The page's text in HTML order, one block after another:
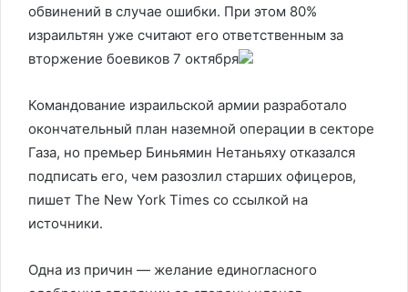
обвинений в случае ошибки. При этом 80%
израильтян уже считают его ответственным за
вторжение боевиков 7 октября
Командование израильской армии разработало
окончательный план наземной операции в секторе
Газа, но премьер Биньямин Нетаньяху отказался
подписать его, чем разозлил старших офицеров,
пишет The New York Times со ссылкой на
источники.
Одна из причин — желание единогласного